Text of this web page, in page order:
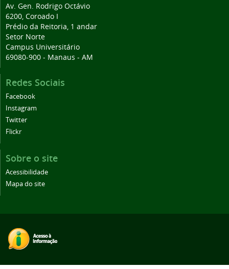
Av. Gen. Rodrigo Octávio
6200, Coroado I
Prédio da Reitoria, 1 andar
Setor Norte
Campus Universitário
69080-900 - Manaus - AM
Redes Sociais
Facebook
Instagram
Twitter
Flickr
Sobre o site
Acessibilidade
Mapa do site